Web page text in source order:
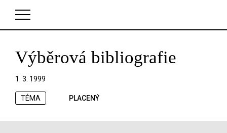
V košíku zatím nemáte žádné položky.
Výběrová bibliografie
1. 3. 1999
TÉMA PLACENÝ